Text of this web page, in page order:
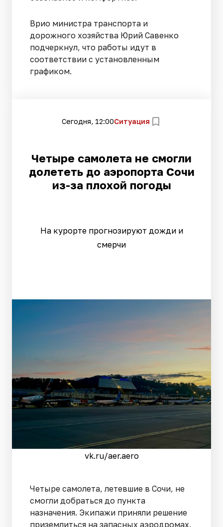
Врио министра транспорта и
дорожного хозяйства Юрий Савенко
подчеркнул, что работы идут в
соответствии с установленным
графиком.
Сегодня, 12:00Ситуация
Четыре самолета не смогли
долететь до аэропорта Сочи
из-за плохой погоды
На курорте прогнозируют дожди и
смерчи
vk.ru/aer.aero
Четыре самолета, летевшие в Сочи, не
смогли добраться до пункта
назначения. Экипажи приняли решение
приземлиться на запасных аэродромах.